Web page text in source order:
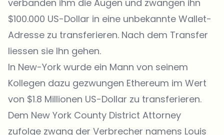
verbanden ihm die Augen und zwangen ihn
$100.000 US-Dollar in eine unbekannte Wallet-
Adresse zu transferieren. Nach dem Transfer
liessen sie Ihn gehen.
In New-York wurde ein Mann von seinem
Kollegen dazu gezwungen Ethereum im Wert
von $1.8 Millionen US-Dollar zu transferieren.
Dem New York County District Attorney
zufolge zwang der Verbrecher namens Louis